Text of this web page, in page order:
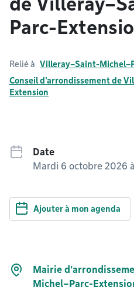
Parc-
Relié à Villeray–Saint-
Conseil d'arrondissement de
Extension
Date
Mardi 6 octobre 2026
Ajouter à mon agenda
Mairie
Michel–Parc-